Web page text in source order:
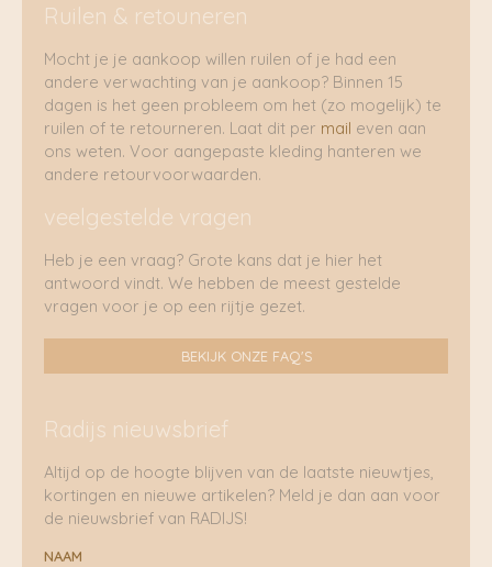
Ruilen & retouneren
Mocht je je aankoop willen ruilen of je had een
andere verwachting van je aankoop? Binnen 15
dagen is het geen probleem om het (zo mogelijk) te
ruilen of te retourneren. Laat dit per mail even aan
ons weten. Voor aangepaste kleding hanteren we
andere retourvoorwaarden.
veelgestelde vragen
Heb je een vraag? Grote kans dat je hier het
antwoord vindt. We hebben de meest gestelde
vragen voor je op een rijtje gezet.
BEKIJK ONZE FAQ'S
Radijs nieuwsbrief
Altijd op de hoogte blijven van de laatste nieuwtjes,
kortingen en nieuwe artikelen? Meld je dan aan voor
de nieuwsbrief van RADIJS!
NAAM